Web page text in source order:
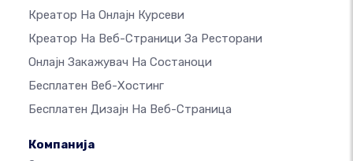
Креатор На Онлајн Курсеви
Креатор На Веб-Страници За Ресторани
Онлајн Закажувач На Состаноци
Бесплатен Веб-Хостинг
Бесплатен Дизајн На Веб-Страница
Компанија